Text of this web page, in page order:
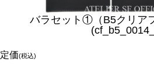
バラセット①（B5クリア
定価(税込)